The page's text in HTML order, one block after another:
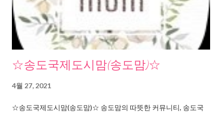
☆송도국제도시맘(송도맘)☆
4월 27, 2021
☆송도국제도시맘(송도맘)☆ 송도맘의 따뜻한 커뮤니티, 송도국